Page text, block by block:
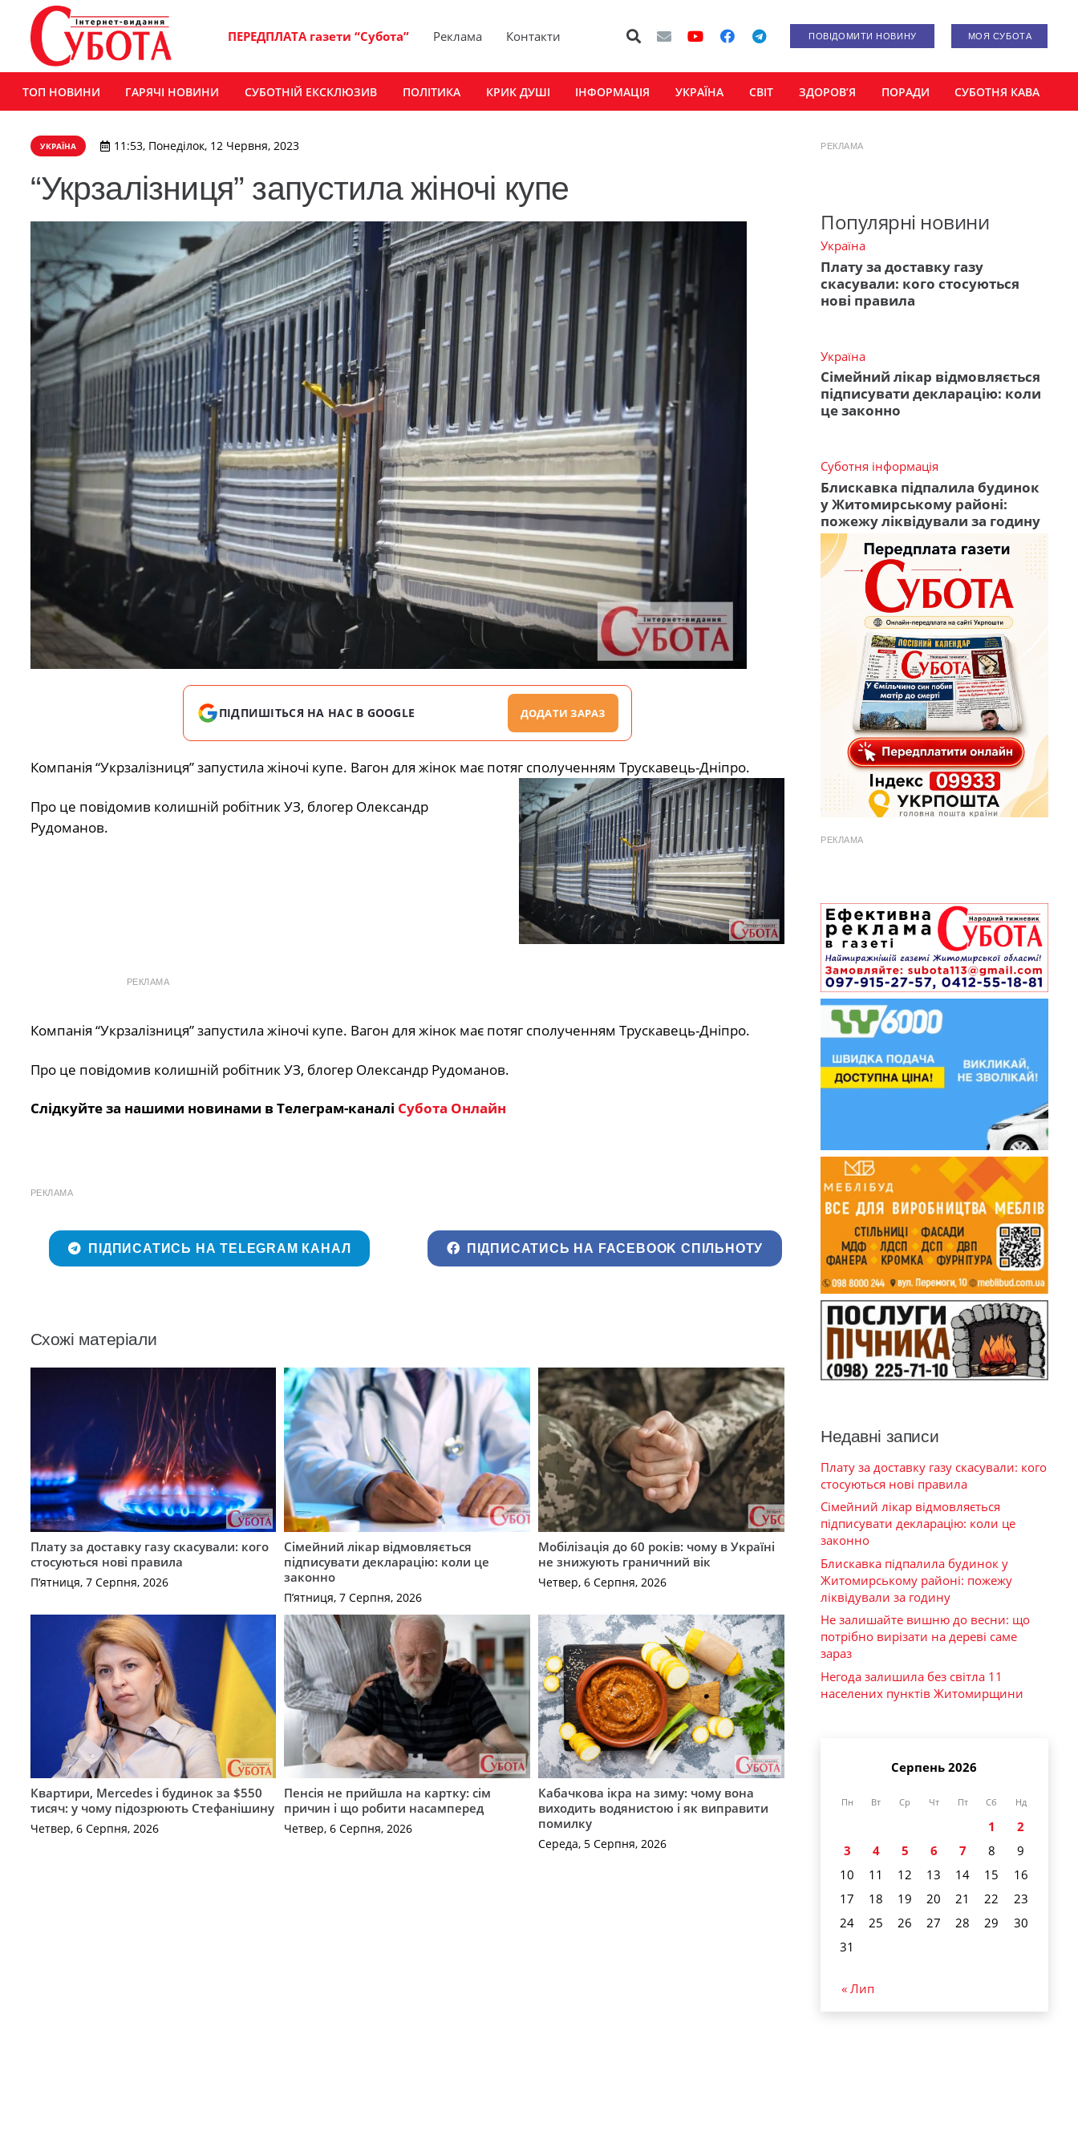
ПЕРЕДПЛАТА газети “Субота” Реклама Контакти ПОВІДОМИТИ НОВИНУ МОЯ СУБОТА
ТОП НОВИНИ ГАРЯЧІ НОВИНИ СУБОТНІЙ ЕКСКЛЮЗИВ ПОЛІТИКА КРИК ДУШІ ІНФОРМАЦІЯ УКРАЇНА СВІТ ЗДОРОВ’Я ПОРАДИ СУБОТНЯ КАВА
УКРАЇНА 11:53, Понеділок, 12 Червня, 2023
“Укрзалізниця” запустила жіночі купе
ПІДПИШІТЬСЯ НА НАС В GOOGLE ДОДАТИ ЗАРАЗ
Компанія “Укрзалізниця” запустила жіночі купе. Вагон для жінок має потяг сполученням Трускавець-Дніпро.
Про це повідомив колишній робітник УЗ, блогер Олександр
Рудоманов.
РЕКЛАМА
Компанія “Укрзалізниця” запустила жіночі купе. Вагон для жінок має потяг сполученням Трускавець-Дніпро.
Про це повідомив колишній робітник УЗ, блогер Олександр Рудоманов.
Слідкуйте за нашими новинами в Телеграм-каналі Субота Онлайн
РЕКЛАМА
ПІДПИСАТИСЬ НА TELEGRAM КАНАЛ ПІДПИСАТИСЬ НА FACEBOOK СПІЛЬНОТУ
Схожі матеріали
Плату за доставку газу скасували: кого
стосуються нові правила
П’ятниця, 7 Серпня, 2026
Сімейний лікар відмовляється
підписувати декларацію: коли це
законно
П’ятниця, 7 Серпня, 2026
Мобілізація до 60 років: чому в Україні
не знижують граничний вік
Четвер, 6 Серпня, 2026
Квартири, Mercedes і будинок за $550
тисяч: у чому підозрюють Стефанішину
Четвер, 6 Серпня, 2026
Пенсія не прийшла на картку: сім
причин і що робити насамперед
Четвер, 6 Серпня, 2026
Кабачкова ікра на зиму: чому вона
виходить водянистою і як виправити
помилку
Середа, 5 Серпня, 2026
РЕКЛАМА
Популярні новини
Україна
Плату за доставку газу
скасували: кого стосуються
нові правила
Україна
Сімейний лікар відмовляється
підписувати декларацію: коли
це законно
Суботня інформація
Блискавка підпалила будинок
у Житомирському районі:
пожежу ліквідували за годину
РЕКЛАМА
Недавні записи
Плату за доставку газу скасували: кого
стосуються нові правила
Сімейний лікар відмовляється
підписувати декларацію: коли це
законно
Блискавка підпалила будинок у
Житомирському районі: пожежу
ліквідували за годину
Не залишайте вишню до весни: що
потрібно вирізати на дереві саме
зараз
Негода залишила без світла 11
населених пунктів Житомирщини
Серпень 2026
Пн Вт Ср Чт Пт Сб Нд
1
2
3
4 5 6 7 8
9
10
11 12 13 14 15
16
17
18 19 20 21 22
23
24
25 26 27 28 29
30
31
« Лип